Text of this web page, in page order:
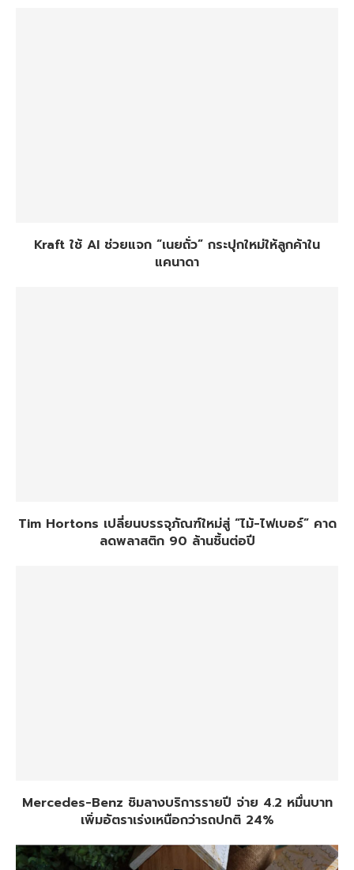
Kraft ใช้ AI ช่วยแจก “เนยถั่ว” กระปุกใหม่ให้ลูกค้าใน
แคนาดา
Tim Hortons เปลี่ยนบรรจุภัณฑ์ใหม่สู่ “ไม้-ไฟเบอร์” คาด
ลดพลาสติก 90 ล้านชิ้นต่อปี
Mercedes-Benz ชิมลางบริการรายปี จ่าย 4.2 หมื่นบาท
เพิ่มอัตราเร่งเหนือกว่ารถปกติ 24%